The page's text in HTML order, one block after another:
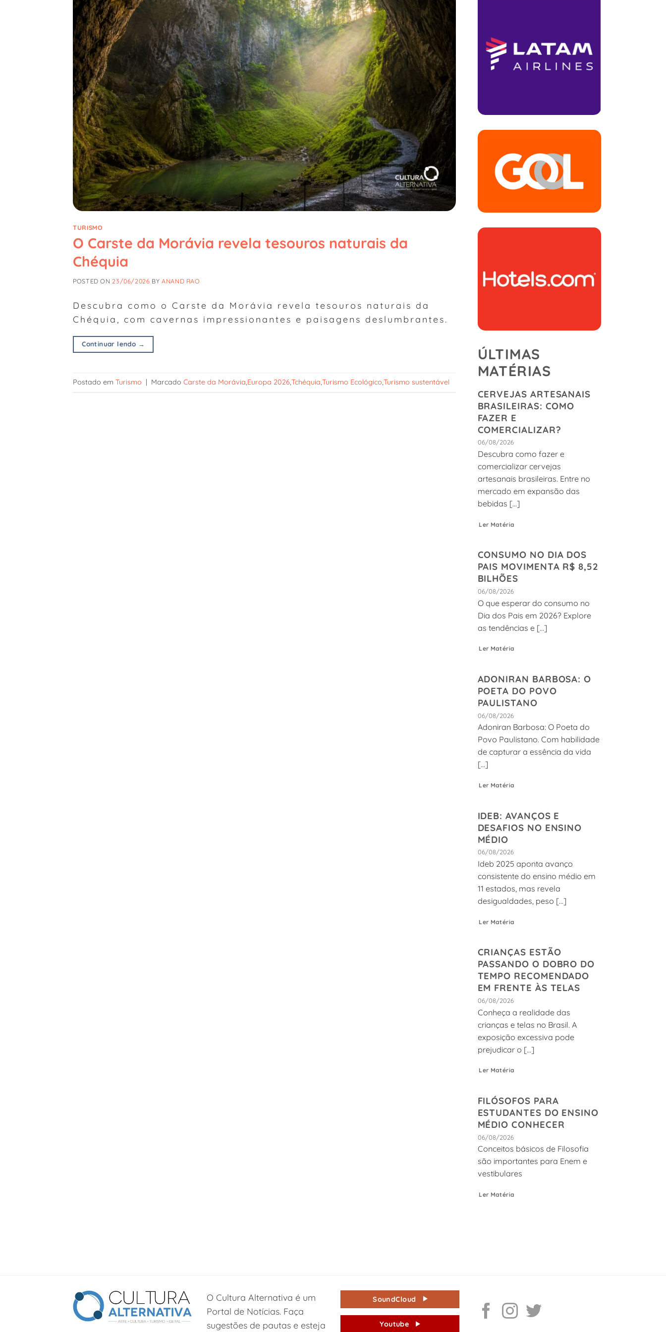
TURISMO
O Carste da Morávia revela tesouros naturais da
Chéquia
POSTED ON 23/06/2026 BYANAND RAO
Descubra como o Carste da Morávia revela tesouros naturais da
Chéquia, com cavernas impressionantes e paisagens deslumbrantes.
Continuar lendo →
Postado em Turismo | Marcado Carste da Morávia,Europa 2026,Tchéquia,Turismo Ecológico,Turismo sustentável
ÚLTIMAS
MATÉRIAS
CERVEJAS ARTESANAIS
BRASILEIRAS: COMO
FAZER E
COMERCIALIZAR?
06/08/2026
Descubra como fazer e
comercializar cervejas
artesanais brasileiras. Entre no
mercado em expansão das
bebidas [...]
Ler Matéria
CONSUMO NO DIA DOS
PAIS MOVIMENTA R$ 8,52
BILHÕES
06/08/2026
O que esperar do consumo no
Dia dos Pais em 2026? Explore
as tendências e [...]
Ler Matéria
ADONIRAN BARBOSA: O
POETA DO POVO
PAULISTANO
06/08/2026
Adoniran Barbosa: O Poeta do
Povo Paulistano. Com habilidade
de capturar a essência da vida
[...]
Ler Matéria
IDEB: AVANÇOS E
DESAFIOS NO ENSINO
MÉDIO
06/08/2026
Ideb 2025 aponta avanço
consistente do ensino médio em
11 estados, mas revela
desigualdades, peso [...]
Ler Matéria
CRIANÇAS ESTÃO
PASSANDO O DOBRO DO
TEMPO RECOMENDADO
EM FRENTE ÀS TELAS
06/08/2026
Conheça a realidade das
crianças e telas no Brasil. A
exposição excessiva pode
prejudicar o [...]
Ler Matéria
FILÓSOFOS PARA
ESTUDANTES DO ENSINO
MÉDIO CONHECER
06/08/2026
Conceitos básicos de Filosofia
são importantes para Enem e
vestibulares
Ler Matéria
O Cultura Alternativa é um
Portal de Notícias. Faça
sugestões de pautas e esteja
SoundCloud
Youtube